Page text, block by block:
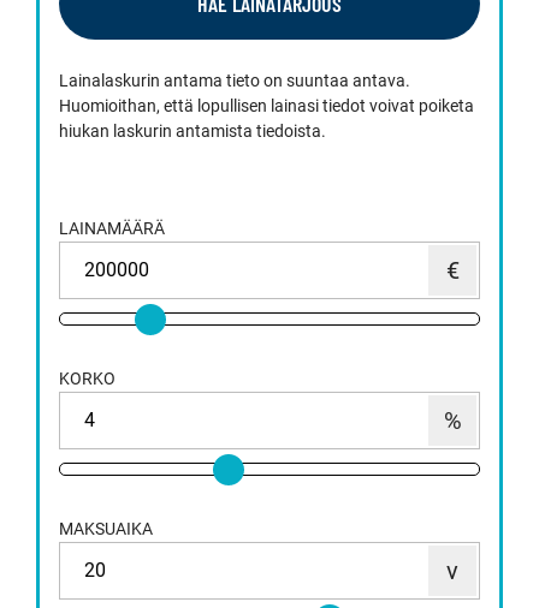
Lainalaskurin antama tieto on suuntaa antava.
Huomioithan, että lopullisen lainasi tiedot voivat poiketa
hiukan laskurin antamista tiedoista.
LAINAMÄÄRÄ
KORKO
MAKSUAIKA